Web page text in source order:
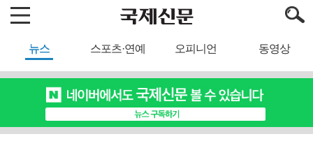
뉴스 스포츠·연예 오피니언 동영상